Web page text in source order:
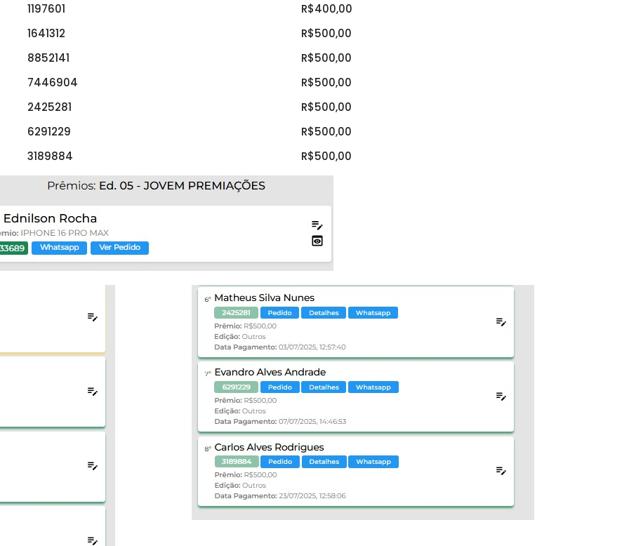
1197601
R$400,00
1641312
R$500,00
8852141
R$500,00
7446904
R$500,00
2425281
R$500,00
6291229
R$500,00
3189884
R$500,00